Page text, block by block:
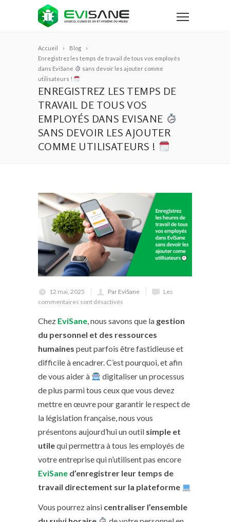
Accueil
Blog
Enregistrez les temps de travail de tous vos employés
dans EviSane
sans devoir les ajouter comme
utilisateurs !
ENREGISTREZ LES TEMPS DE
TRAVAIL DE TOUS VOS
EMPLOYÉS DANS EVISANE
SANS DEVOIR LES AJOUTER
COMME UTILISATEURS !
12 mai, 2025 Par EviSane
Les
commentaires sont désactivés
Chez EviSane, nous savons que la gestion
du personnel et des ressources
humaines peut parfois être fastidieuse et
difficile à encadrer. C’est pourquoi, et afin
de vous aider à
digitaliser un processus
de plus parmi tous ceux que vous devez
mettre en œuvre pour garantir le respect de
la législation française, nous vous
présentons aujourd’hui un outil simple et
utilequi permettra à tous les employés de
votre entreprise qui n’utilisent pas encore
EviSane d’enregistrer leur temps de
travail directement sur la plateforme
Vous pourrez ainsi centraliser l’ensemble